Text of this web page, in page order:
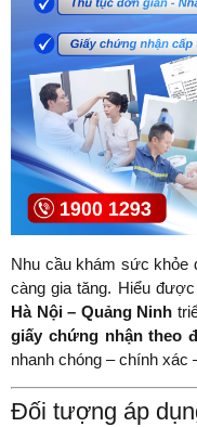
Nhu cầu khám sức khỏe
càng gia tăng. Hiểu được
Hà Nội – Quảng Ninh
giấy chứng nhận theo
nhanh chóng – chính xác
Đối tượng áp